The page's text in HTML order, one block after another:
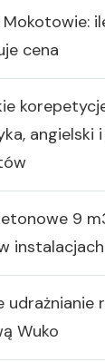
Mokotowie:
cena
angielski
9
udrażnianie
Wuko